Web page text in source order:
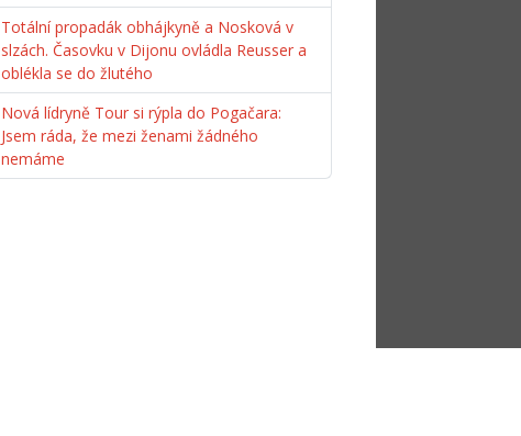
Totální propadák obhájkyně a Nosková v
slzách. Časovku v Dijonu ovládla Reusser a
oblékla se do žlutého
Nová lídryně Tour si rýpla do Pogačara:
Jsem ráda, že mezi ženami žádného
nemáme